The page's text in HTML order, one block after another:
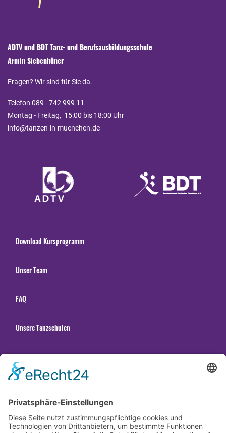
ADTV und BDT Tanz- und Berufsausbildungsschule
Armin Siebenhüner
Fragen? Wir sind für Sie da.
Telefon 089 - 742 999 11
Montag - Freitag, 15:00 bis 18:00 Uhr
info@tanzen-in-muenchen.de
Download Kursprogramm
Unser Team
FAQ
Unsere Tanzschulen
Gender Hinweis
Newsletter abonnieren